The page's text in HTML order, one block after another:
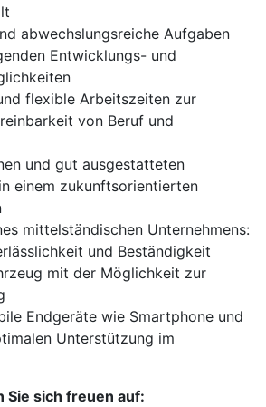
abwechslungsreiche Aufgaben
Entwicklungs- und
flexible Arbeitszeiten zur
von Beruf und
und gut ausgestatteten
einem zukunftsorientierten
mittelständischen Unternehmens:
und Beständigkeit
mit der Möglichkeit zur
Endgeräte wie Smartphone und
Unterstützung im
Sie sich freuen auf: